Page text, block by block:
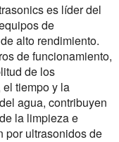
es líder del
de
alto rendimiento.
de funcionamiento,
de los
tiempo y la
agua, contribuyen
la limpieza e
por ultrasonidos de